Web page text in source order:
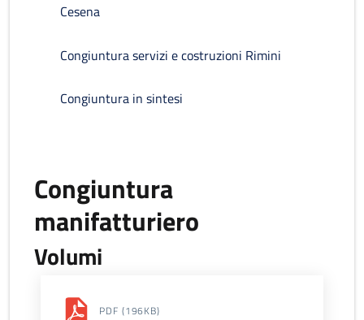
Cesena
Congiuntura servizi e costruzioni Rimini
Congiuntura in sintesi
Congiuntura
manifatturiero
Volumi
PDF (196KB)